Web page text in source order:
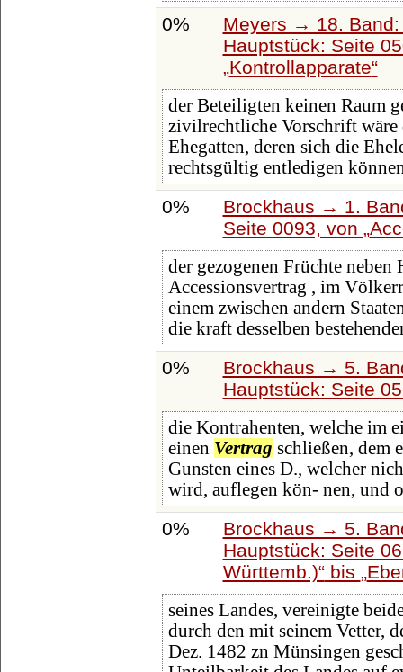
0%
Meyers → 18.
Hauptstück: Seite
Kontrollapparate
der Beteiligten keinen Raum
zivilrechtliche Vorschrift wäre
Ehegatten, deren sich die
rechtsgültig entledigen
0%
Brockhaus → 1.
Seite 0093, von
der gezogenen Früchte neben
Accessionsvertrag , im
einem zwischen andern
die kraft desselben
0%
Brockhaus → 5.
Hauptstück: Seite
die Kontrahenten, welche im
einen Vertrag schließen, dem
Gunsten eines D., welcher
wird, auflegen kön- nen, und
0%
Brockhaus → 5.
Hauptstück: Seite
Württemb.) bis
seines Landes, vereinigte
durch den mit seinem Vetter,
Dez. 1482 zn Münsingen